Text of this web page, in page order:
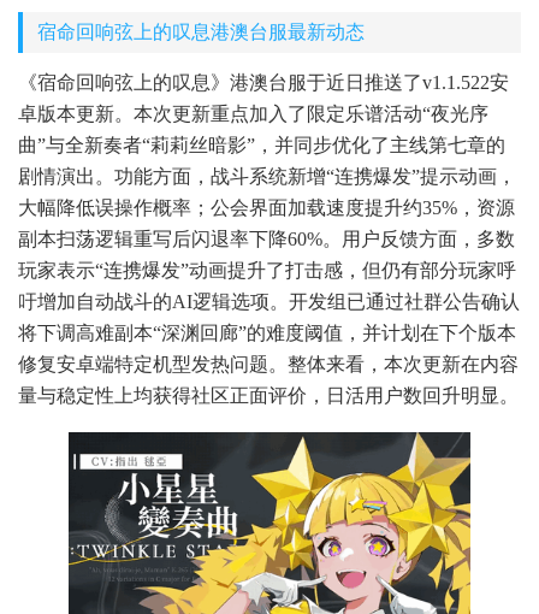
宿命回响弦上的叹息港澳台服最新动态
《宿命回响弦上的叹息》港澳台服于近日推送了v1.1.522安
卓版本更新。本次更新重点加入了限定乐谱活动“夜光序
曲”与全新奏者“莉莉丝暗影”，并同步优化了主线第七章的
剧情演出。功能方面，战斗系统新增“连携爆发”提示动画，
大幅降低误操作概率；公会界面加载速度提升约35%，资源
副本扫荡逻辑重写后闪退率下降60%。用户反馈方面，多数
玩家表示“连携爆发”动画提升了打击感，但仍有部分玩家呼
吁增加自动战斗的AI逻辑选项。开发组已通过社群公告确认
将下调高难副本“深渊回廊”的难度阈值，并计划在下个版本
修复安卓端特定机型发热问题。整体来看，本次更新在内容
量与稳定性上均获得社区正面评价，日活用户数回升明显。